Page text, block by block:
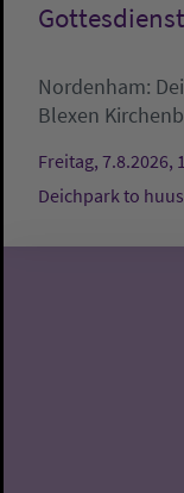
Nordenham:
Blexen
Freitag, 7.8.2026,
Deichpark to